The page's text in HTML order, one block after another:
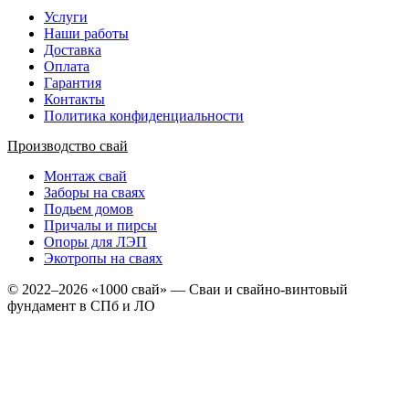
Услуги
Наши работы
Доставка
Оплата
Гарантия
Контакты
Политика конфиденциальности
Производство свай
Монтаж свай
Заборы на сваях
Подьем домов
Причалы и пирсы
Опоры для ЛЭП
Экотропы на сваях
© 2022–2026 «1000 свай» — Сваи и свайно-винтовый
фундамент в СПб и ЛО